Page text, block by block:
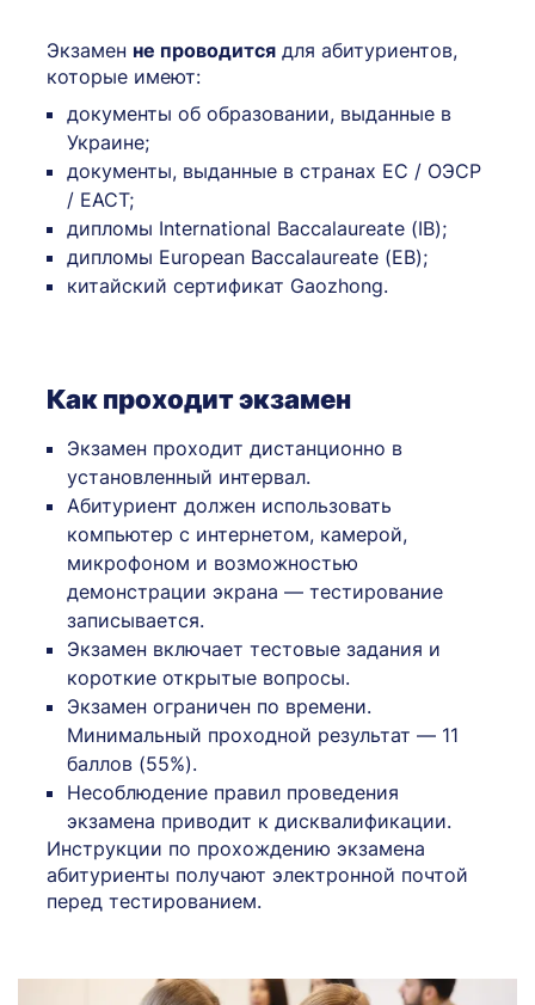
Экзамен не проводится для абитуриентов,
которые имеют:
документы об образовании, выданные в
Украине;
документы, выданные в странах ЕС / ОЭСР
/ ЕАСТ;
дипломы International Baccalaureate (IB);
дипломы European Baccalaureate (EB);
китайский сертификат Gaozhong.
Как проходит экзамен
Экзамен проходит дистанционно в
установленный интервал.
Абитуриент должен использовать
компьютер с интернетом, камерой,
микрофоном и возможностью
демонстрации экрана — тестирование
записывается.
Экзамен включает тестовые задания и
короткие открытые вопросы.
Экзамен ограничен по времени.
Минимальный проходной результат — 11
баллов (55%).
Несоблюдение правил проведения
экзамена приводит к дисквалификации.
Инструкции по прохождению экзамена
абитуриенты получают электронной почтой
перед тестированием.